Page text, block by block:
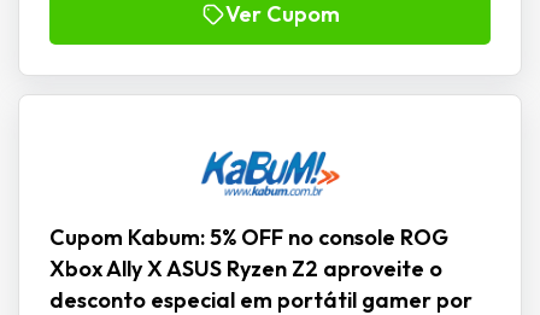
Ver Cupom
Cupom Kabum: 5% OFF no console ROG
Xbox Ally X ASUS Ryzen Z2 aproveite o
desconto especial em portátil gamer por